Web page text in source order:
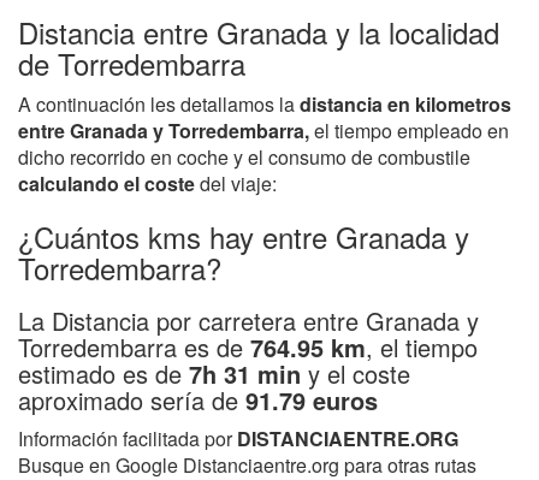
Distancia entre Granada y la localidad
de Torredembarra
A continuación les detallamos ladistancia en kilometros
entre Granada y Torredembarra,el tiempo empleado en
dicho recorrido en coche y el consumo de combustile
calculando el costedel viaje:
¿Cuántos kms hay entre Granada y
Torredembarra?
La Distancia por carretera entre Granada y
Torredembarra es de 764.95 km, el tiempo
estimado es de 7h 31 min y el coste
aproximado sería de 91.79 euros
Información facilitada porDISTANCIAENTRE.ORG
Busque en Google Distanciaentre.org para otras rutas